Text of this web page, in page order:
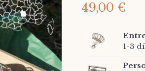
49,00 €
1-3